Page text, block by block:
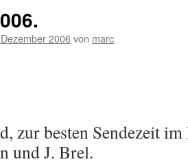
2006von marc
zur besten Sendezeit
und J. Brel.